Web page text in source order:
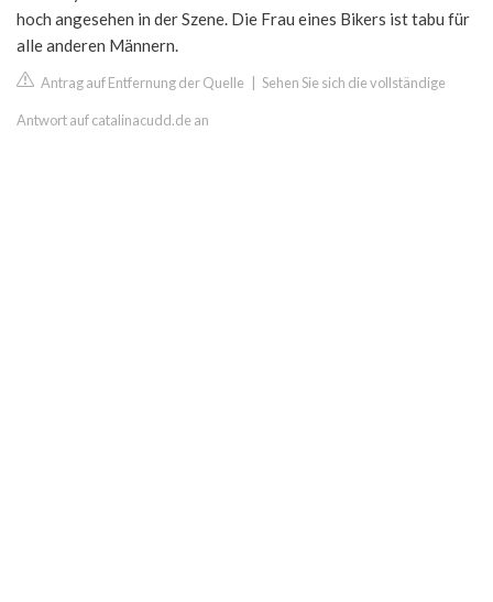
hoch angesehen in der Szene. Die Frau eines Bikers ist tabu für
alle anderen Männern.
Antrag auf Entfernung der Quelle Sehen Sie sich die vollständige
Antwort auf catalinacudd.de an